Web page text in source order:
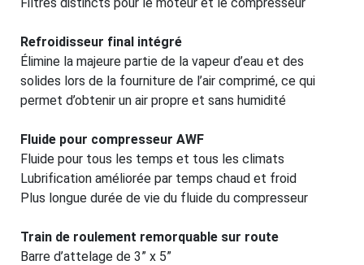
Refroidisseur final intégré
Élimine la majeure partie de la vapeur d’eau et des
solides lors de la fourniture de l’air comprimé, ce qui
permet d’obtenir un air propre et sans humidité
Fluide pour compresseur AWF
Fluide pour tous les temps et tous les climats
Lubrification améliorée par temps chaud et froid
Plus longue durée de vie du fluide du compresseur
Train de roulement remorquable sur route
Barre d’attelage de 3” x 5”